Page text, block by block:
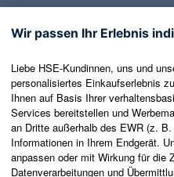
€ Gutschein erhalten
abonnieren und aktuelle
E-Mail erhalten. Als Dankeschön
Eine Abmeldung ist